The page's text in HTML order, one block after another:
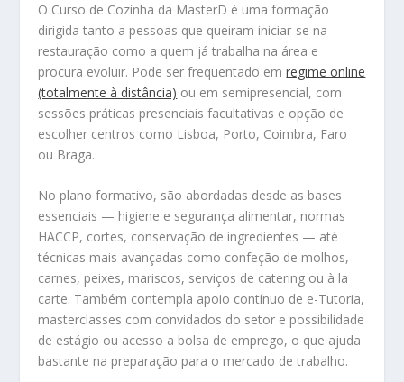
O Curso de Cozinha da MasterD é uma formação
dirigida tanto a pessoas que queiram iniciar-se na
restauração como a quem já trabalha na área e
procura evoluir. Pode ser frequentado emregime online
(totalmente à distância) ou em semipresencial, com
sessões práticas presenciais facultativas e opção de
escolher centros como Lisboa, Porto, Coimbra, Faro
ou Braga.
No plano formativo, são abordadas desde as bases
essenciais — higiene e segurança alimentar, normas
HACCP, cortes, conservação de ingredientes — até
técnicas mais avançadas como confeção de molhos,
carnes, peixes, mariscos, serviços de catering ou à la
carte. Também contempla apoio contínuo de e-Tutoria,
masterclasses com convidados do setor e possibilidade
de estágio ou acesso a bolsa de emprego, o que ajuda
bastante na preparação para o mercado de trabalho.